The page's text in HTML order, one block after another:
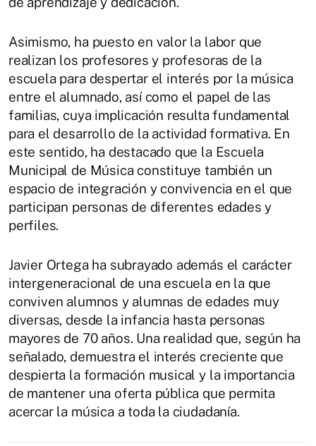
Asimismo, ha puesto en valor la labor que
realizan los profesores y profesoras de la
escuela para despertar el interés por la música
entre el alumnado, así como el papel de las
familias, cuya implicación resulta fundamental
para el desarrollo de la actividad formativa. En
este sentido, ha destacado que la Escuela
Municipal de Música constituye también un
espacio de integración y convivencia en el que
participan personas de diferentes edades y
perfiles.
Javier Ortega ha subrayado además el carácter
intergeneracional de una escuela en la que
conviven alumnos y alumnas de edades muy
diversas, desde la infancia hasta personas
mayores de 70 años. Una realidad que, según ha
señalado, demuestra el interés creciente que
despierta la formación musical y la importancia
de mantener una oferta pública que permita
acercar la música a toda la ciudadanía.